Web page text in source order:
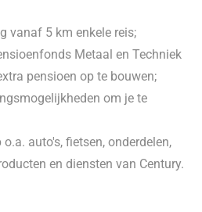
vanaf 5 km enkele reis;
Metaal en Techniek
pensioen op te bouwen;
om je te
auto's, fietsen, onderdelen,
en diensten van Century.